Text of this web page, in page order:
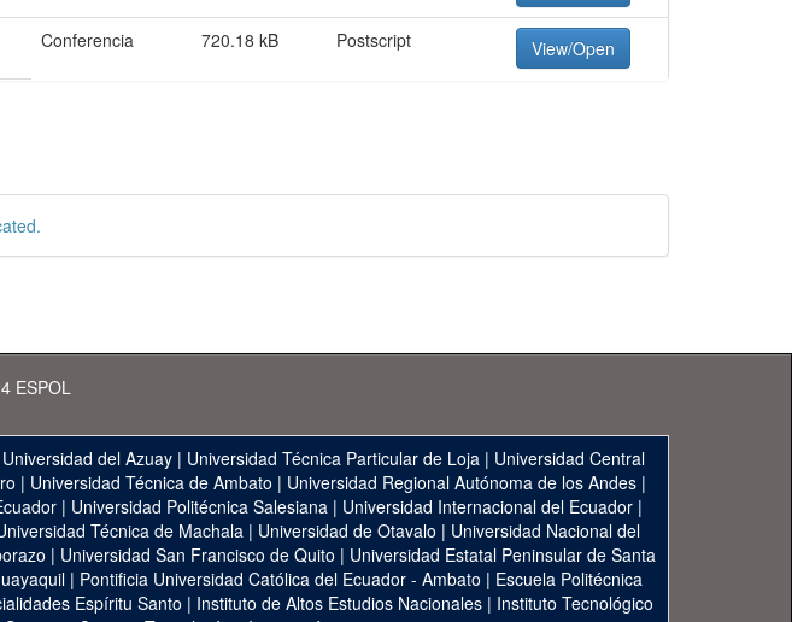
Conferencia 720.18 kB Postscript View/Open
ESPOL
Universidad del Azuay | Universidad Técnica Particular de Loja | Universidad Central
| Universidad Técnica de Ambato | Universidad Regional Autónoma de los Andes|
| Universidad Politécnica Salesiana| Universidad Internacional del Ecuador|
Técnica de Machala | Universidad de Otavalo | Universidad Nacional del
| Universidad San Francisco de Quito | Universidad Estatal Peninsular de Santa
| Pontificia Universidad Católica del Ecuador - Ambato | Escuela Politécnica
Espíritu Santo | Instituto de Altos Estudios Nacionales | Instituto Tecnológico